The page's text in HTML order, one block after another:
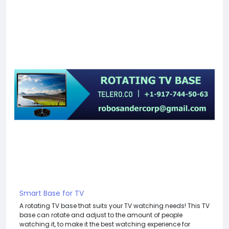
Smart Base for TV
A rotating TV base that suits your TV watching needs! This TV
base can rotate and adjust to the amount of people
watching it, to make it the best watching experience for